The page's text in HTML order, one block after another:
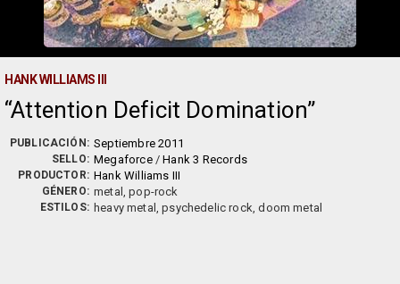
HANK WILLIAMS III
Attention Deficit Domination
PUBLICACIÓN: Septiembre 2011
SELLO: Megaforce/Hank 3 Records
PRODUCTOR: Hank Williams III
GÉNERO: metal, pop-rock
ESTILOS: heavy metal, psychedelic rock, doom metal